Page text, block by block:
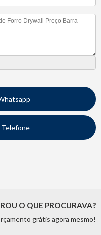
Telefone
O QUE PROCURAVA?
grátis agora mesmo!